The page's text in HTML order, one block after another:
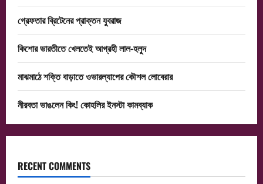
গ্রেফতার ব্রিটেনের প্রাক্তন যুবরাজ
কিশোর ভারতীতে খেলতেই আগ্রহী লাল-হলুদ
মাঝমাঠে শক্তি বাড়াতে ওভারল্যাপের কৌশল লোবেরার
নীরবতা ভাঙলেন কিং! কোহলির ইনস্টা কামব্যাক
RECENT COMMENTS